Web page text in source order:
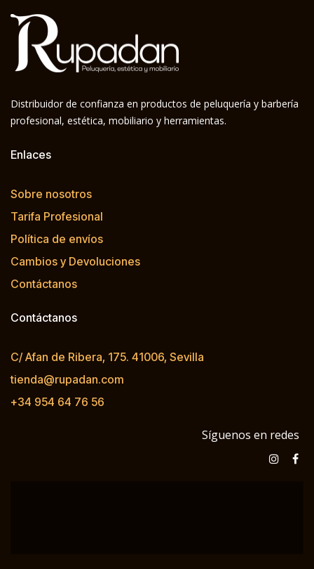
Distribuidor de confianza en productos de peluquería y barbería
profesional, estética, mobiliario y herramientas.
Enlaces
Sobre nosotros
Tarifa Profesional
Política de envíos
Cambios y Devoluciones
Contáctanos
Contáctanos
C/ Afan de Ribera, 175. 41006, Sevilla
tienda@rupadan.com
+34 954 64 76 56
Síguenos en redes